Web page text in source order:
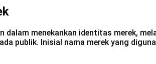
dalam menekankan identitas merek,
publik. Inisial nama merek yang